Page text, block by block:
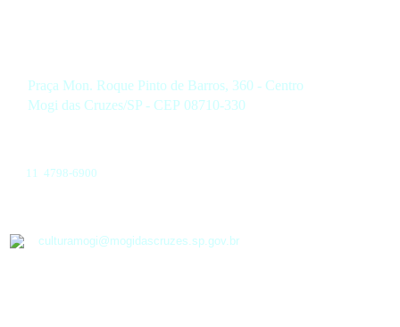
Praça Mon. Roque Pinto de Barros, 360 - Centro
Mogi das Cruzes/SP - CEP 08710-330
11 4798-6900
culturamogi@mogidascruzes.sp.gov.br